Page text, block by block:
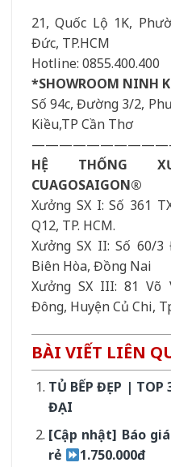
21, Quốc Lộ 1K,
Đức, TP.HCM
Hotline: 0855.400.400
*SHOWROOM NINH
Số 94c, Đường 3/2,
Kiều,TP Cần Thơ
HỆ THỐNG
CUAGOSAIGON®
Xưởng SX I: Số 361
Q12, TP. HCM.
Xưởng SX II: Số 60/3
Biên Hòa, Đồng Nai
Xưởng SX III: 81 Võ
Đông, Huyện Củ Chi,
BÀI VIẾT LIÊN
TỦ BẾP ĐẸP | TOP
ĐẠI
[Cập nhật] Báo
rẻ
1.750.000đ